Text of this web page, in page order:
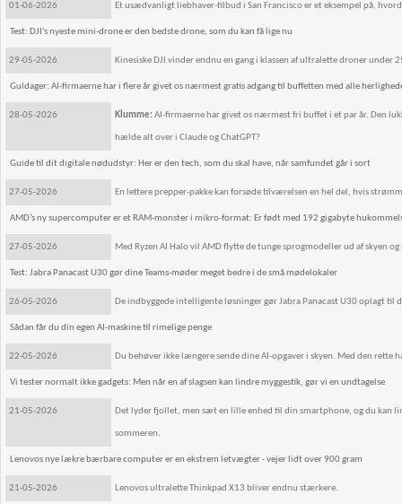
01-06-2026 Et usædvanligt liebhaver-tilbud i San Francisco er et eksempel på,
Test: DJI's nyeste mini-drone er den bedste drone, som du kan få lige nu
29-05-2026 Kinesiske DJI vinder endnu en gang i klassen af ultralette droner under
Guldager: AI-firmaerne har i flere år givet os nærmest gratis adgang til buffetten med alle
28-05-2026 Klumme:AI-firmaerne har givet os nærmest fri buffet i et par år. Den
hælde alt over i Claude og ChatGPT?
Guide til dit digitale nødudstyr: Her er den tech, som du skal have, når samfundet går i sort
27-05-2026 En lettere prepper-pakke kan forsøde tilværelsen en hel del, hvis
AMD’s ny supercomputer er et RAM-monster i mikro-format: Er født med 192 gigabyte
27-05-2026 Med Ryzen AI Halo vil AMD flytte de tunge sprogmodeller ud af skyen
Test: Jabra Panacast U30 gør dine Teams-møder meget bedre i de små mødelokaler
26-05-2026 De indbyggede intelligente løsninger gør Jabra Panacast U30 oplagt
Sådan får du din egen AI-maskine til rimelige penge
22-05-2026 Du behøver ikke længere sende dine AI-opgaver i skyen. Med den
Vi tester normalt ikke gadgets: Men når en af slagsen kan lindre myggestik, gør vi en undtagelse
21-05-2026 Det lyder fjollet, men sæt en lille enhed til din smartphone, og du kan
sommeren.
Lenovos nye lækre bærbare computer er en ekstrem letvægter - vejer lidt over 900 gram
21-05-2026 Lenovos ultralette Thinkpad X13 bliver endnu stærkere.